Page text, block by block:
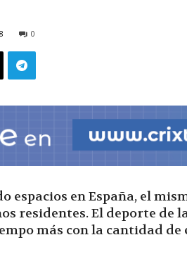
0
espacios en España, el
residentes. El deporte de
más con la cantidad de